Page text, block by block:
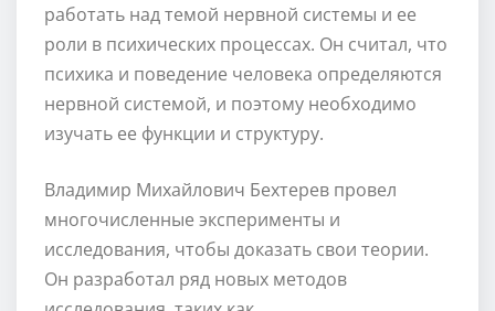
работать над темой нервной системы и ее
роли в психических процессах. Он считал, что
психика и поведение человека определяются
нервной системой, и поэтому необходимо
изучать ее функции и структуру.
Владимир Михайлович Бехтерев провел
многочисленные эксперименты и
исследования, чтобы доказать свои теории.
Он разработал ряд новых методов